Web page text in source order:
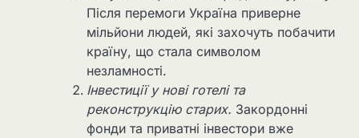
Після перемоги Україна приверне
мільйони людей, які захочуть побачити
країну, що стала символом
незламності.
Інвестиції у нові готелі та
реконструкцію старих. Закордонні
фонди та приватні інвестори вже